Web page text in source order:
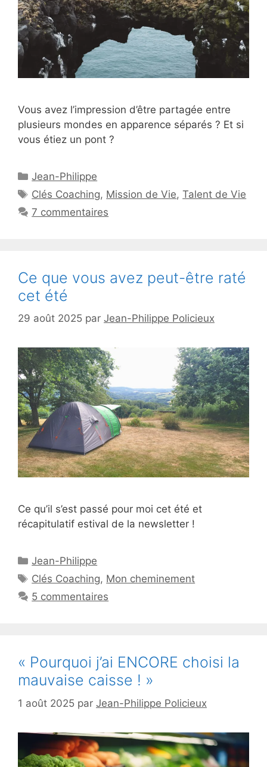
Vous avez l’impression d’être partagée entre
plusieurs mondes en apparence séparés ? Et si
vous étiez un pont ?
Catégories
Jean-Philippe
Étiquettes
Clés Coaching, Mission de Vie,Talent de Vie
7 commentaires
Ce que vous avez peut-être raté
cet été
29 août 2025 par Jean-Philippe Policieux
Ce qu’il s’est passé pour moi cet été et
récapitulatif estival de la newsletter !
Catégories
Jean-Philippe
Étiquettes
Clés Coaching, Mon cheminement
5 commentaires
« Pourquoi j’ai ENCORE choisi la
mauvaise caisse ! »
1 août 2025 par Jean-Philippe Policieux